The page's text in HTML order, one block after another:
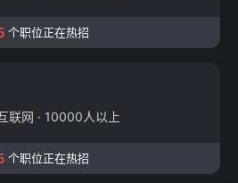
个职位正在热招
联网 · 10000人以上
个职位正在热招